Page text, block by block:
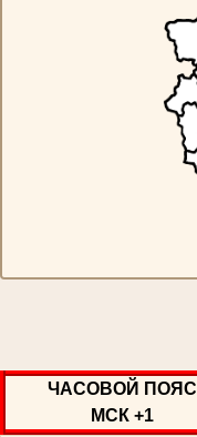
ЧАСОВОЙ ПОЯС
МСК +1